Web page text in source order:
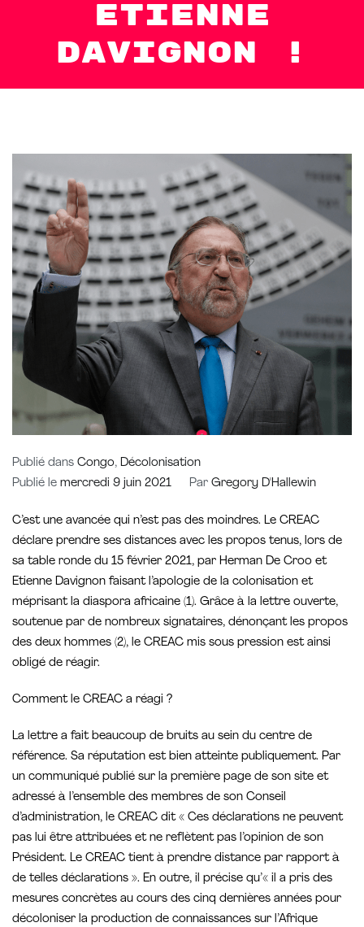
Etienne
Davignon !
Publié dans Congo, Décolonisation
Publié le mercredi 9 juin 2021 Par Gregory D'Hallewin
C’est une avancée qui n’est pas des moindres. Le CREAC
déclare prendre ses distances avec les propos tenus, lors de
sa table ronde du 15 février 2021, par Herman De Croo et
Etienne Davignon faisant l’apologie de la colonisation et
méprisant la diaspora africaine (1). Grâce à la lettre ouverte,
soutenue par de nombreux signataires, dénonçant les propos
des deux hommes (2), le CREAC mis sous pression est ainsi
obligé de réagir.
Comment le CREAC a réagi ?
La lettre a fait beaucoup de bruits au sein du centre de
référence. Sa réputation est bien atteinte publiquement. Par
un communiqué publié sur la première page de son site et
adressé à l’ensemble des membres de son Conseil
d’administration, le CREAC dit « Ces déclarations ne peuvent
pas lui être attribuées et ne reflètent pas l’opinion de son
Président. Le CREAC tient à prendre distance par rapport à
de telles déclarations ». En outre, il précise qu’« il a pris des
mesures concrètes au cours des cinq dernières années pour
décoloniser la production de connaissances sur l’Afrique